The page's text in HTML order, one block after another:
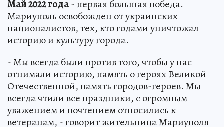
Май 2022 года- первая большая победа.
Мариуполь освобожден от украинских
националистов, тех, кто годами уничтожал
историю и культуру города.
- Мы всегда были против того, чтобы у нас
отнимали историю, память о героях Великой
Отечественной, память городов-героев. Мы
всегда чтили все праздники, с огромным
уважением и почтением относились к
ветеранам, - говорит жительница Мариуполя